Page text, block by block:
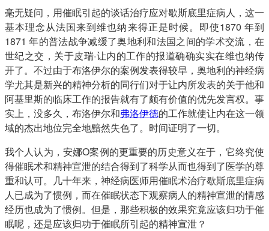
毫无疑问，用催眠引起的谈话治疗应对歇斯底里症病人，这一
基本理念从法国来到维也纳来得正是时候。即使1870 年到
1871 年的普法战争减缓了奥地利和法国之间的学术交流，在
世纪之交，关于皮瑞·让内的工作的报道确确实实在维也纳传
开了。不过由于布洛伊尔的案例发表得较早，奥地利的神经病
学尤其是新兴的精神分析的同行们对于让内所发表的关于他和
阿基里斯的临床工作的报告就有了颇有价值的优先发言权。事
实上，没多久，布洛伊尔和弗洛伊德的工作就使让内在这一领
域的杰出地位完全地黯然失色了。时间证明了一切。
我个人认为，安娜O案例的更重要的历史意义在于，它终究使
得催眠术和精神宣泄的结合得到了科学从而也得到了医学的尊
重和认可。几十年来，神经病医师用催眠术治疗歇斯底里症病
人已成为了惯例，而在催眠状态下观察病人的精神宣泄的情感
经历也成为了惯例。但是，那些积极的效果究竟应该归功于催
眠呢，还是应该归功于催眠所引起的精神宣泄？